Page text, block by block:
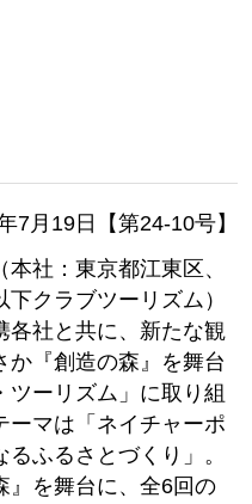
7月19日【第24-10号】
社：東京都江東区、
クラブツーリズム）
各社と共に、新たな観
か『創造の森』を舞台
ツーリズム」に取り組
ーマは「ネイチャーポ
ふるさとづくり」。
』を舞台に、全6回の